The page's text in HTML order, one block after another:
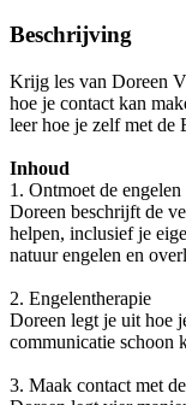
Beschrijving
Krijg les van Doreen
hoe je contact kan
leer hoe je zelf met de
Inhoud
1. Ontmoet de engelen
Doreen beschrijft de
helpen, inclusief je
natuur engelen en
2. Engelentherapie
Doreen legt je uit hoe
communicatie schoon
3. Maak contact met